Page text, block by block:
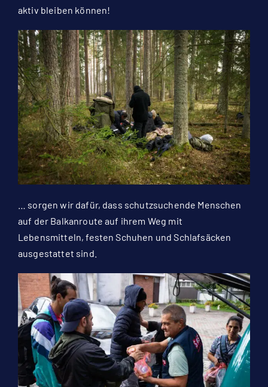
aktiv bleiben können!
… sorgen wir dafür, dass schutzsuchende Menschen
auf der Balkanroute auf ihrem Weg mit
Lebensmitteln, festen Schuhen und Schlafsäcken
ausgestattet sind.